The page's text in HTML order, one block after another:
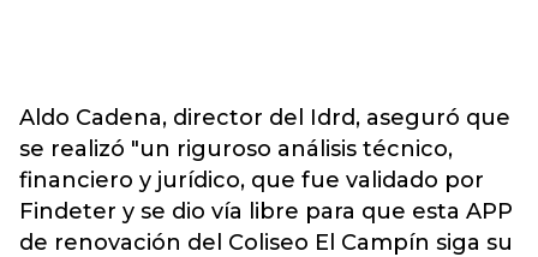
Aldo Cadena, director del Idrd, aseguró que
se realizó "un riguroso análisis técnico,
financiero y jurídico, que fue validado por
Findeter y se dio vía libre para que esta APP
de renovación del Coliseo El Campín siga su